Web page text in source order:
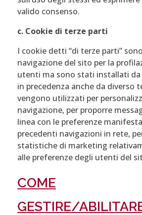
valido consenso.
c. Cookie di terze parti
I cookie detti “di terze parti”
navigazione del sito per la
utenti ma sono stati installati
in precedenza anche da diverso
vengono utilizzati per
navigazione, per proporre
linea con le preferenze
precedenti navigazioni in rete,
statistiche di marketing
alle preferenze degli utenti del
COME
GESTIRE/